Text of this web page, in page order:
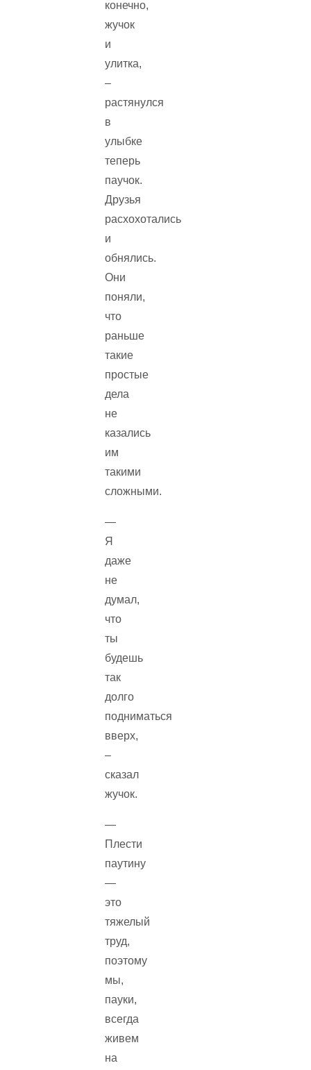
конечно,
жучок
и
улитка,
–
растянулся
в
улыбке
теперь
паучок.
Друзья
расхохотались
и
обнялись.
Они
поняли,
что
раньше
такие
простые
дела
не
казались
им
такими
сложными.
—
Я
даже
не
думал,
что
ты
будешь
так
долго
подниматься
вверх,
–
сказал
жучок.
—
Плести
паутину
—
это
тяжелый
труд,
поэтому
мы,
пауки,
всегда
живем
на